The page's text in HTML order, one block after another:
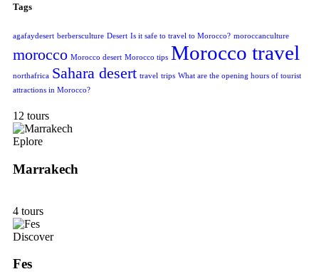
Tags
agafaydesert berbersculture Desert Is it safe to travel to Morocco? moroccanculture
morocco Morocco desert Morocco tips Morocco travel
northafrica Sahara desert travel trips What are the opening hours of tourist
attractions in Morocco?
12 tours
Eplore
Marrakech
4 tours
Discover
Fes